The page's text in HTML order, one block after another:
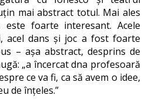
mai abstract totul. Mai ales
foarte interesant. Acele
acel dans și joc a fost foarte
– așa abstract, desprins de
„a încercat dna profesoară
ce va fi, ca să avem o idee,
de înțeles.”